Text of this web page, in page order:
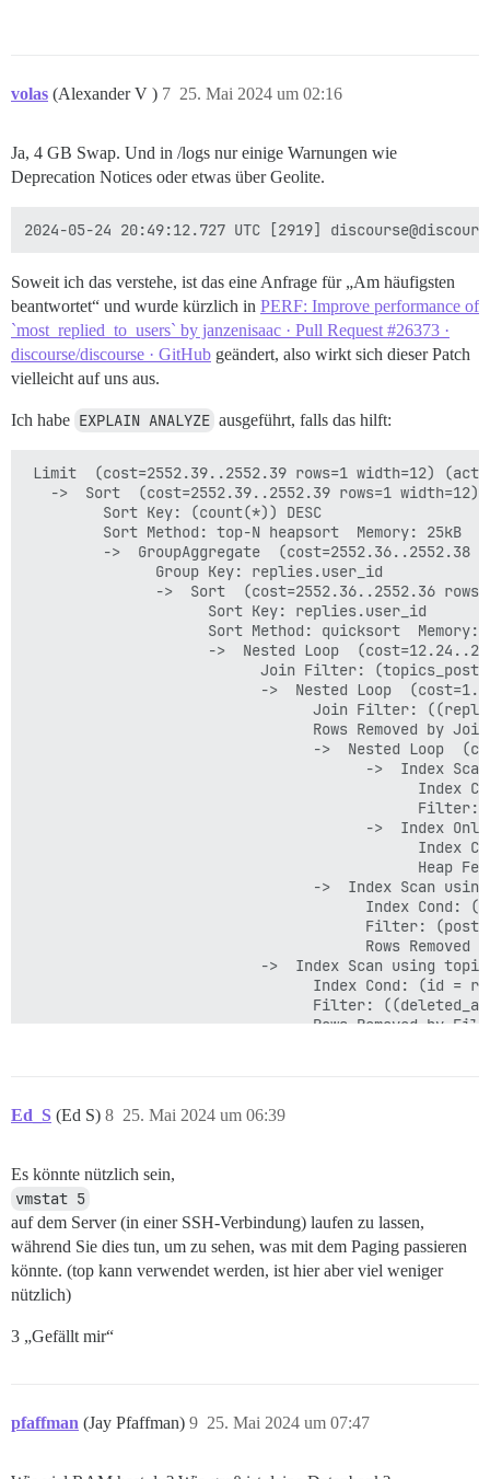
volas (Alexander V ) 25. Mai 2024 um 02:16
7
Ja, 4 GB Swap. Und in /logs nur einige Warnungen wie
Deprecation Notices oder etwas über Geolite.
Soweit ich das verstehe, ist das eine Anfrage für „Am häufigsten
beantwortet“ und wurde kürzlich in PERF: Improve performance of
`most_replied_to_users` by janzenisaac · Pull Request #26373 ·
discourse/discourse · GitHub geändert, also wirkt sich dieser Patch
vielleicht auf uns aus.
Ich habe EXPLAIN ANALYZE ausgeführt, falls das hilft:
Limit  (cost=2552.39..2552.39 rows=1 width=12)
->  Sort  (cost=2552.39..2552.39 rows=1
         Sort Key: (count(*)) DESC
         Sort Method: top-N heapsort  Memory: 25kB
->  GroupAggregate  (cost=2552.36..2552.38
               Group Key: replies.user_id
->  Sort  (cost=2552.36..2552.36
                     Sort Key: replies.user_id
Sort Method: quicksort  Memory:
->  Nested Loop
Join Filter:
->  Nested Loop
Join Filter:
Rows Removed by
->  Nested Loop
->  Index
Index
->  Index
Index
Heap
->  Index Scan
Index Cond:
Filter:
Rows Removed
->  Index Scan using
Index Cond: (id =
Filter:
Rows Removed by
Execution Time: 94416.415 ms
Ed_S (Ed S) 25. Mai 2024 um 06:39
8
Es könnte nützlich sein,
vmstat 5
auf dem Server (in einer SSH-Verbindung) laufen zu lassen,
während Sie dies tun, um zu sehen, was mit dem Paging passieren
könnte. (top kann verwendet werden, ist hier aber viel weniger
nützlich)
3 „Gefällt mir“
pfaffman (Jay Pfaffman) 25. Mai 2024 um 07:47
9